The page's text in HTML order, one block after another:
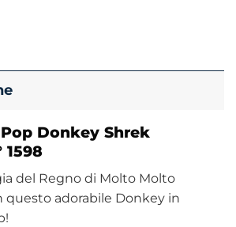
Pop Donkey Shrek
1598
del Regno di Molto Molto
questo adorabile Donkey in